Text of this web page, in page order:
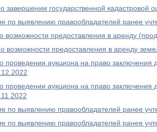
завершении государственной кадастровой
по выявлению правообладателей ранее
возможности предоставления в аренду
возможности предоставления в аренду
проведении аукциона на право заключения
проведении аукциона на право заключения
по выявлению правообладателей ранее
по выявлению правообладателей ранее